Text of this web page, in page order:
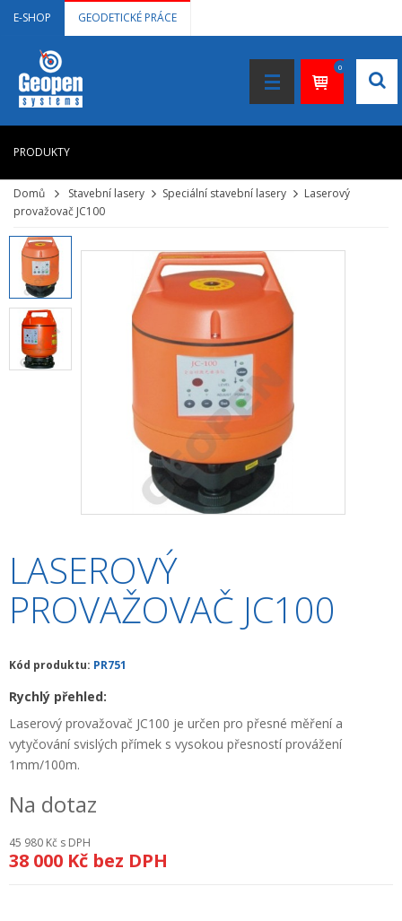
E-SHOP GEODETICKÉ PRÁCE
0
PRODUKTY
HOME
LASEROVÉ DÁLKOMĚRY
NIVELAČNÍ PŘÍSTROJE
STAVEBNÍ LASERY
DOKUMENTACE VE 3D
ODOLNÉ RUČNÍ POČÍTAČE A TABLETY
OSTATNÍ STAVEBNÍ MĚŘIDLA
ARCHIV PŘÍSTROJŮ
MĚŘÍCÍ PŘÍSTROJE SE SLEVOU
OBCHODNÍ PODMÍNKY SPOLEČNOSTI GEOPEN, S.R.O.
Domů Stavební lasery Speciální stavební lasery
Laserový
provažovač JC100
LASEROVÝ
PROVAŽOVAČ JC100
Kód produktu: PR751
Rychlý přehled:
Laserový provažovač JC100 je určen pro přesné měření a
vytyčování svislých přímek s vysokou přesností provážení
1mm/100m.
Na dotaz
45 980 Kč s DPH
38 000 Kč bez DPH